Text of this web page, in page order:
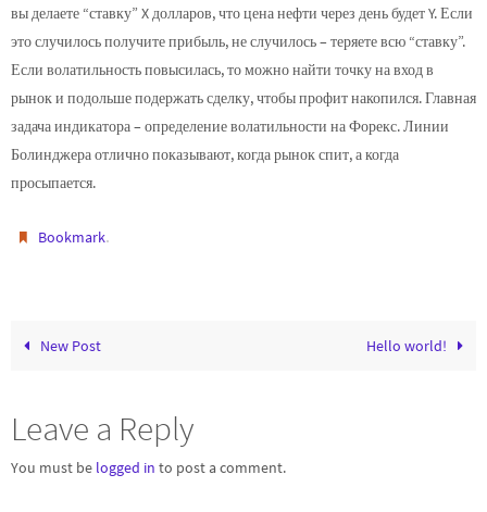
вы делаете “ставку” X долларов, что цена нефти через день будет Y. Если
это случилось получите прибыль, не случилось – теряете всю “ставку”.
Если волатильность повысилась, то можно найти точку на вход в
рынок и подольше подержать сделку, чтобы профит накопился. Главная
задача индикатора – определение волатильности на Форекс. Линии
Болинджера отлично показывают, когда рынок спит, а когда
просыпается.
Bookmark.
New Post Hello world!
Leave a Reply
You must be logged in to post a comment.